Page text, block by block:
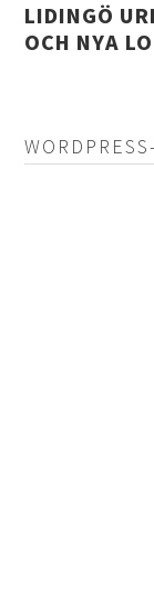
LIDINGÖ
OCH NYA